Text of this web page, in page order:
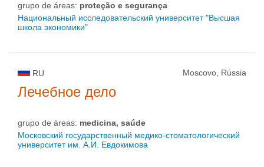
grupo de áreas: proteção e segurança
Национальный исследовательский университет "Высшая
школа экономики"
RU Moscovo, Rússia
Лечебное дело
grupo de áreas: medicina, saúde
Московский государственный медико-стоматологический
университет им. А.И. Евдокимова